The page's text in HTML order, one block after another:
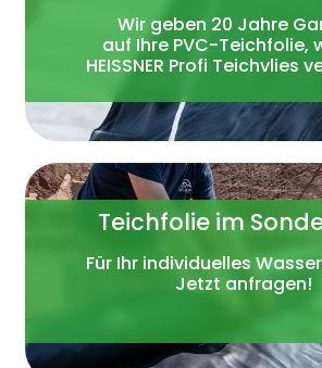
Wir geben 20 Jahre
auf Ihre PVC-Teichfolie,
HEISSNER Profi Teichvlies
Teichfolie im
Für Ihr individuelles
Jetzt anfragen!